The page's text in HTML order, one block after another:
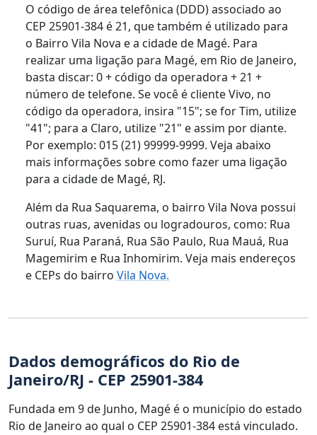
O código de área telefônica (DDD) associado ao
CEP 25901-384 é 21, que também é utilizado para
o Bairro Vila Nova e a cidade de Magé. Para
realizar uma ligação para Magé, em Rio de Janeiro,
basta discar: 0 + código da operadora + 21 +
número de telefone. Se você é cliente Vivo, no
código da operadora, insira "15"; se for Tim, utilize
"41"; para a Claro, utilize "21" e assim por diante.
Por exemplo: 015 (21) 99999-9999. Veja abaixo
mais informações sobre como fazer uma ligação
para a cidade de Magé, RJ.
Além da Rua Saquarema, o bairro Vila Nova possui
outras ruas, avenidas ou logradouros, como: Rua
Suruí, Rua Paraná, Rua São Paulo, Rua Mauá, Rua
Magemirim e Rua Inhomirim. Veja mais endereços
e CEPs do bairro Vila Nova.
Dados demográficos do Rio de
Janeiro/RJ - CEP 25901-384
Fundada em 9 de Junho, Magé é o município do estado
Rio de Janeiro ao qual o CEP 25901-384 está vinculado.